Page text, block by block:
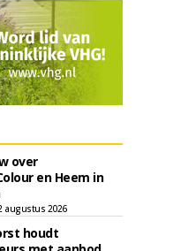
over
en Heem in
augustus 2026
houdt